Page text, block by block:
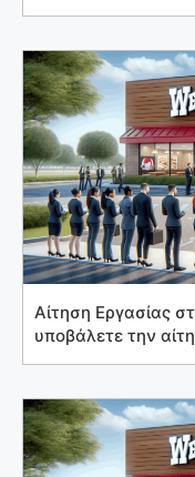
Αίτηση Εργασίας
υποβάλετε την